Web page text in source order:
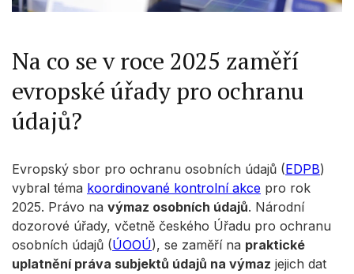
Na co se v roce 2025 zaměří
evropské úřady pro ochranu
údajů?
Evropský sbor pro ochranu osobních údajů (EDPB)
vybral téma koordinované kontrolní akce pro rok
2025. Právo na výmaz osobních údajů. Národní
dozorové úřady, včetně českého Úřadu pro ochranu
osobních údajů (ÚOOÚ), se zaměří na praktické
uplatnění práva subjektů údajů na výmaz jejich dat